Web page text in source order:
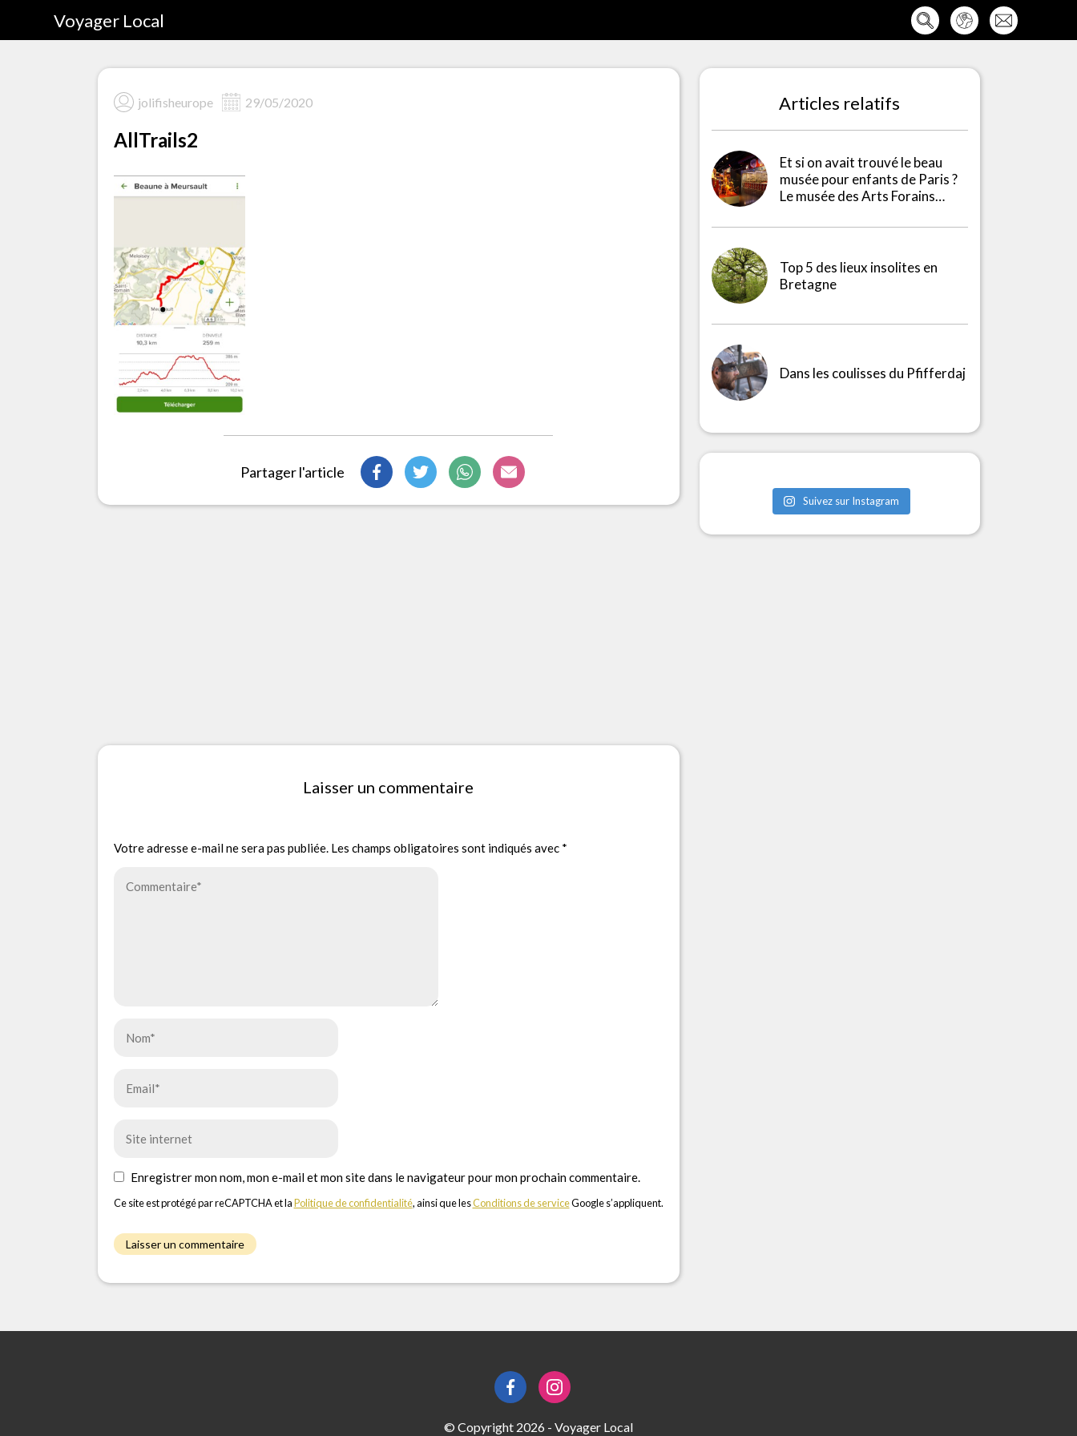
Voyager Local
jolifisheurope 29/05/2020
AllTrails2
Partager l'article
Laisser un commentaire
Votre adresse e-mail ne sera pas publiée. Les champs obligatoires sont indiqués avec *
Enregistrer mon nom, mon e-mail et mon site dans le navigateur pour mon prochain commentaire.
Ce site est protégé par reCAPTCHA et laPolitique de confidentialité, ainsi que lesConditions de serviceGoogle s’appliquent.
Articles relatifs
Et si on avait trouvé le beau
musée pour enfants de Paris ?
Le musée des Arts Forains…
Top 5 des lieux insolites en
Bretagne
Dans les coulisses du Pfifferdaj
Suivez sur Instagram
© Copyright 2026 - Voyager Local